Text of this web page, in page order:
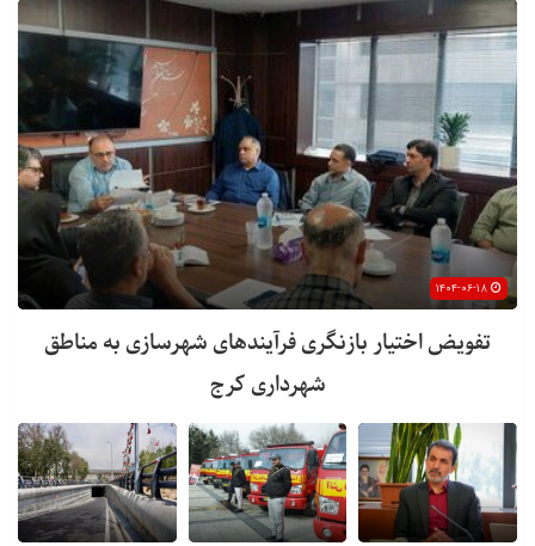
تفویض اختیار بازنگری فرآیندهای شهرسازی به مناطق
شهرداری کرج